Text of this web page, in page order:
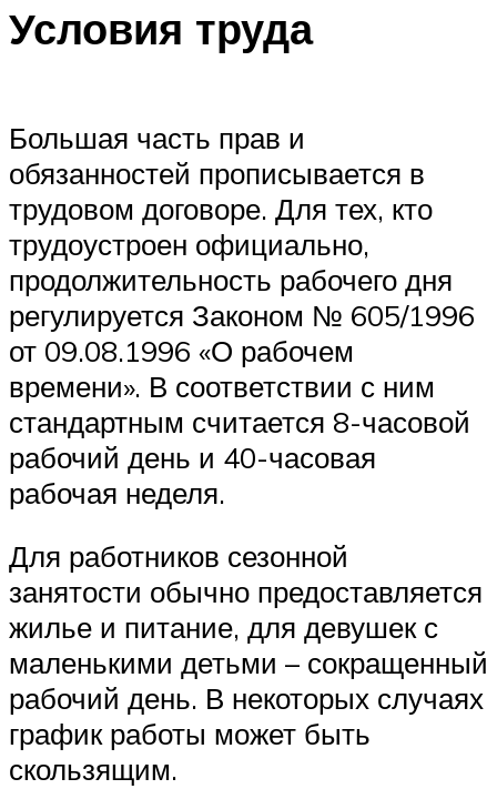
Условия труда
Большая часть прав и
обязанностей прописывается в
трудовом договоре. Для тех, кто
трудоустроен официально,
продолжительность рабочего дня
регулируется Законом № 605/1996
от 09.08.1996 «О рабочем
времени». В соответствии с ним
стандартным считается 8-часовой
рабочий день и 40-часовая
рабочая неделя.
Для работников сезонной
занятости обычно предоставляется
жилье и питание, для девушек с
маленькими детьми – сокращенный
рабочий день. В некоторых случаях
график работы может быть
скользящим.